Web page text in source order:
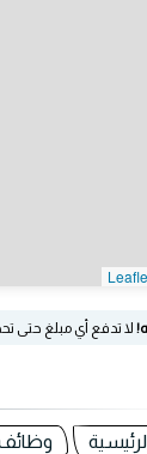
لا تدفع أي مبلغ حتى